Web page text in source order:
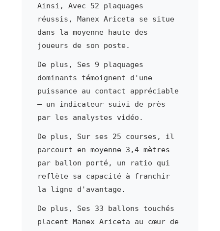
Ainsi, Avec 52 plaquages
réussis, Manex Ariceta se situe
dans la moyenne haute des
joueurs de son poste.
De plus, Ses 9 plaquages
dominants témoignent d'une
puissance au contact appréciable
— un indicateur suivi de près
par les analystes vidéo.
De plus, Sur ses 25 courses, il
parcourt en moyenne 3,4 mètres
par ballon porté, un ratio qui
reflète sa capacité à franchir
la ligne d'avantage.
De plus, Ses 33 ballons touchés
placent Manex Ariceta au cœur de